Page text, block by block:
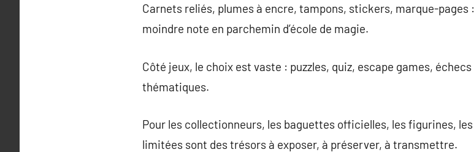
Carnets reliés, plumes à encre, tampons, stickers, marque-pages
moindre note en parchemin d’école de magie.
Côté jeux, le choix est vaste : puzzles, quiz, escape games,
thématiques.
Pour les collectionneurs, les baguettes officielles, les figurines,
limitées sont des trésors à exposer, à préserver, à transmettre.